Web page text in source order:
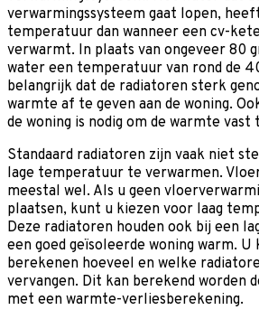
verwarmingssysteem gaat lopen,
temperatuur dan wanneer een cv-
verwarmt. In plaats van ongeveer 80
water een temperatuur van rond de
belangrijk dat de radiatoren sterk
warmte af te geven aan de woning.
de woning is nodig om de warmte vast
Standaard radiatoren zijn vaak niet
lage temperatuur te verwarmen.
meestal wel. Als u geen
plaatsen, kunt u kiezen voor laag
Deze radiatoren houden ook bij een
een goed geïsoleerde woning warm.
berekenen hoeveel en welke
vervangen. Dit kan berekend worden
met een warmte-verliesberekening.